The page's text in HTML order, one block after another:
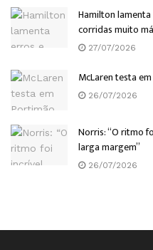
Hamilton
corridas muito
27/07/2026
McLaren testa
26/07/2026
Norris: “O ritmo
larga margem”
26/07/2026